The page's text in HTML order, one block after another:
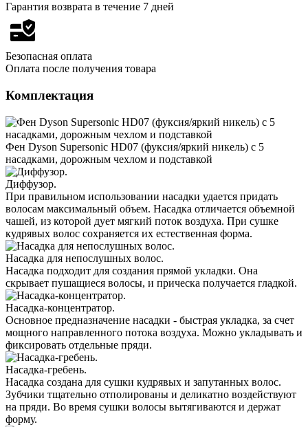
Гарантия возврата в течение 7 дней
Безопасная оплата
Оплата после получения товара
Комплектация
Фен Dyson Supersonic HD07 (фуксия/яркий никель) с 5
насадками, дорожным чехлом и подставкой
Диффузор.
При правильном использовании насадки удается придать
волосам максимальный объем. Насадка отличается объемной
чашей, из которой дует мягкий поток воздуха. При сушке
кудрявых волос сохраняется их естественная форма.
Насадка для непослушных волос.
Насадка подходит для создания прямой укладки. Она
скрывает пушащиеся волосы, и прическа получается гладкой.
Насадка-концентратор.
Основное предназначение насадки - быстрая укладка, за счет
мощного направленного потока воздуха. Можно укладывать и
фиксировать отдельные пряди.
Насадка-гребень.
Насадка создана для сушки кудрявых и запутанных волос.
Зубчики тщательно отполированы и деликатно воздействуют
на пряди. Во время сушки волосы вытягиваются и держат
форму.